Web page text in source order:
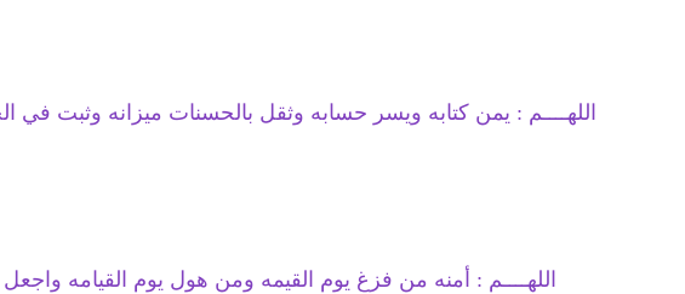
اللهــــم : يمن كتابه ويسر حسابه وثقل بالحسنات ميزانه وثبت
اللهــــم : أمنه من فزغ يوم القيمه ومن هول يوم القيامه